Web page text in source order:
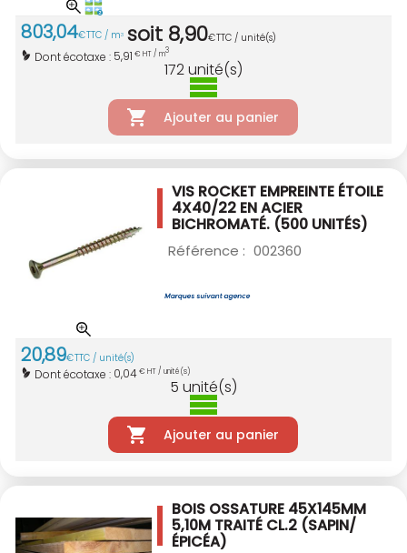
803,04€TTC / m3 soit 8,90€TTC / unité(s)
Dont écotaxe : 5,91 € HT / m3
172unité(s)
Ajouter au panier
VIS ROCKET EMPREINTE ÉTOILE
4X40/22 EN ACIER
BICHROMATÉ. (500 UNITÉS)
Référence : 002360
20,89€TTC / unité(s)
Dont écotaxe : 0,04€ HT / unité(s)
5 unité(s)
Ajouter au panier
BOIS OSSATURE 45X145MM
5,10M TRAITÉ CL.2 (SAPIN/
ÉPICÉA)